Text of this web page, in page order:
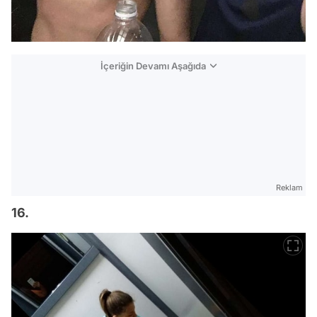
İçeriğin Devamı Aşağıda
Reklam
16.